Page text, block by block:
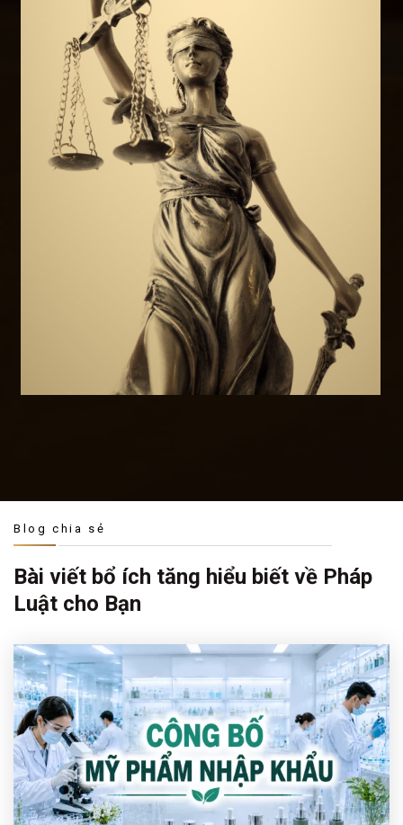
Blog chia sẻ
Bài viết bổ ích tăng hiểu biết về Pháp
Luật cho Bạn